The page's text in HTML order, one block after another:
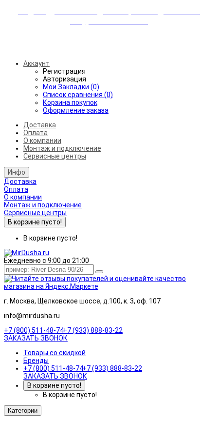
Аккаунт
Регистрация
Авторизация
Мои Закладки (0)
Список сравнения (0)
Корзина покупок
Оформление заказа
Доставка
Оплата
О компании
Монтаж и подключение
Сервисные центры
Инфо
Доставка
Оплата
О компании
Монтаж и подключение
Сервисные центры
В корзине пусто!
В корзине пусто!
Ежедневно с 9:00 до 21:00
г. Москва, Щелковское шоссе, д.100, к. 3, оф. 107
info@mirdusha.ru
+7 (800) 511-48-74+7 (933) 888-83-22
ЗАКАЗАТЬ ЗВОНОК
Товары со скидкой
Бренды
+7 (800) 511-48-74+7 (933) 888-83-22
ЗАКАЗАТЬ ЗВОНОК
В корзине пусто!
В корзине пусто!
Категории